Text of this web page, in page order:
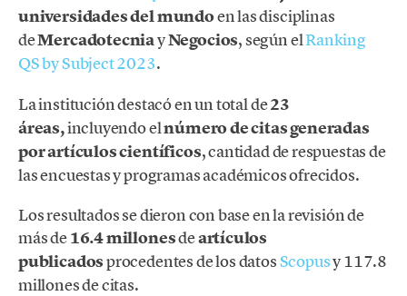
universidades del mundoen las disciplinas
deMercadotecniayNegocios, según elRanking
QS by Subject 2023.
La institución destacó en un total de23
áreas,incluyendo elnúmero de citas generadas
por artículos científicos, cantidad de respuestas de
las encuestas y programas académicos ofrecidos.
Los resultados se dieron con base en la revisión de
más de16.4 millonesdeartículos
publicadosprocedentes de los datosScopusy 117.8
millones de citas.